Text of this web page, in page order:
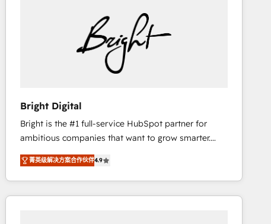
Elite Partners with 10+ years of HubSpot experience
🤝HubSpot Premier Integration partner 🤝Google
Premier Partner 2023 🌟5 HubSpot Accreditations 🌟
Won HubSpot Theme Challenge 2021 🌟INBOUND’19
HubSpot experience ✔️Flexible pricing models —
Hourly-fee (assigned one Dedicated HubSpot
Admin); Monthly-fee (HubSpot Admin + Project
Manager); and Fixed Project Cost (as per
requirement). ✔️Helped over 25,000+ customers so
far with our HubSpot solutions. ✔️Bespoke apps &
on-demand bundle services. Connect with us today!
Bright Digital
Bright is the #1 full-service HubSpot partner for
ambitious companies that want to grow smarter.
From HubSpot onboarding, to training, from
developing a new website to lead generation and
digital marketing; we do it all (and with great
results)! In short, our services include: - HubSpot
菁英级解决方案合作伙伴4.9